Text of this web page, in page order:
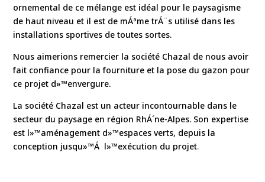
ornemental de ce mélange est idéal pour le paysagisme
de haut niveau et il est de mÁªme trÁ¨s utilisé dans les
installations sportives de toutes sortes.
Nous aimerions remercier la société Chazal de nous avoir
fait confiance pour la fourniture et la pose du gazon pour
ce projet d»™envergure.
La société Chazal est un acteur incontournable dans le
secteur du paysage en région RhÁ´ne-Alpes. Son expertise
est l»™aménagement d»™espaces verts, depuis la
conception jusqu»™Á l»™exécution du projet.